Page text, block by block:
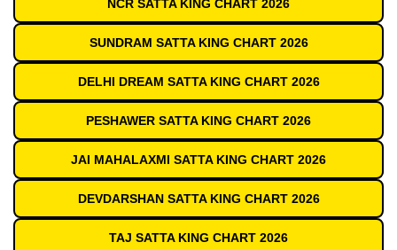
NCR SATTA KING CHART 2026
SUNDRAM SATTA KING CHART 2026
DELHI DREAM SATTA KING CHART 2026
PESHAWER SATTA KING CHART 2026
JAI MAHALAXMI SATTA KING CHART 2026
DEVDARSHAN SATTA KING CHART 2026
TAJ SATTA KING CHART 2026